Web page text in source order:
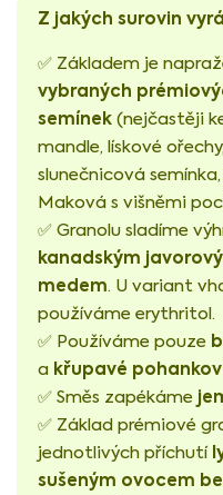
Z jakých surovin
✅ Základem je
vybraných
semínek (nejčastěji
mandle, lískové
slunečnicová
Maková s višněmi
✅ Granolu sladíme
kanadským
medem. U variant
používáme erythritol.
✅ Používáme pouze
a křupavé
✅ Směs zapékáme
✅ Základ prémiové
jednotlivých příchutí
sušeným ovocem